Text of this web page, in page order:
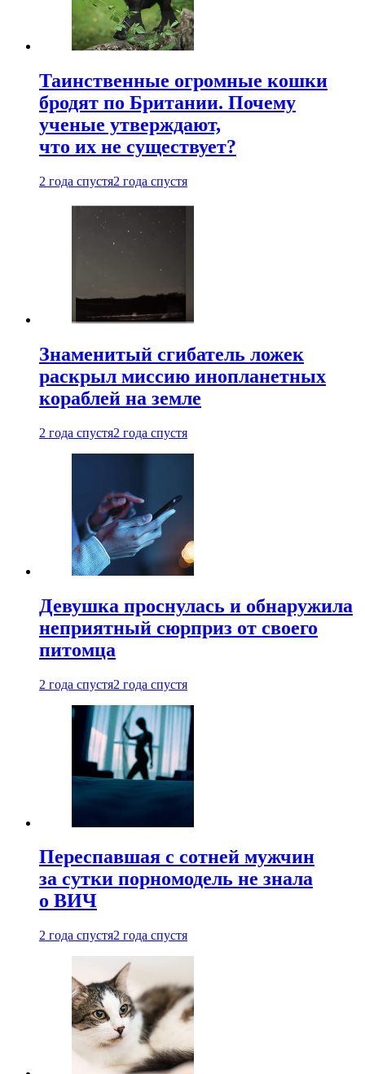
Таинственные огромные кошки
бродят по Британии. Почему
ученые утверждают,
что их не существует?
2 года спустя2 года спустя
Знаменитый сгибатель ложек
раскрыл миссию инопланетных
кораблей на земле
2 года спустя2 года спустя
Девушка проснулась и обнаружила
неприятный сюрприз от своего
питомца
2 года спустя2 года спустя
Переспавшая с сотней мужчин
за сутки порномодель не знала
о ВИЧ
2 года спустя2 года спустя